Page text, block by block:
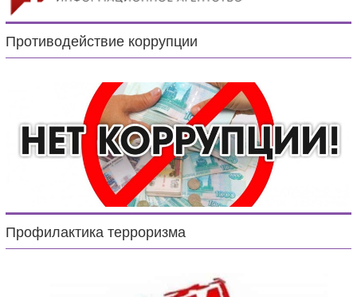
Противодействие коррупции
Профилактика терроризма